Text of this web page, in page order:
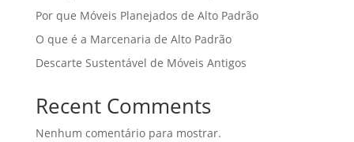
Por que Móveis Planejados de Alto Padrão
O que é a Marcenaria de Alto Padrão
Descarte Sustentável de Móveis Antigos
Recent Comments
Nenhum comentário para mostrar.